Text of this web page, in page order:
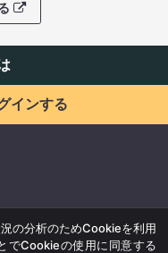
インする
の分析のためCookieを利用
でCookieの使用に同意する